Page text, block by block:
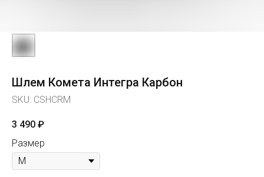
Шлем Комета Интегра Карбон
SKU: CSHCRM
3 490 ₽
Размер